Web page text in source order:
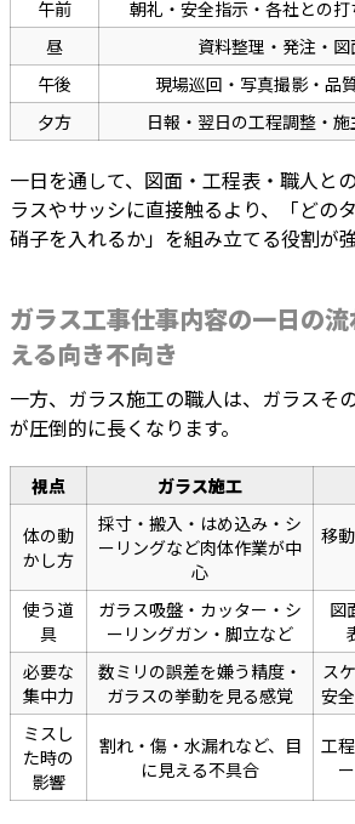
午前
朝礼・安全指示・各社との
昼
資料整理・発注・図
午後
現場巡回・写真撮影・品
夕方
日報・翌日の工程調整・
一日を通して、図面・工程表・職人と
ラスやサッシに直接触るより、「どの
硝子を入れるか」を組み立てる役割が
ガラス工事仕事内容の一日の
える向き不向き
一方、ガラス施工の職人は、ガラスそ
が圧倒的に長くなります。
視点 ガラス施工
体の動
かし方
採寸・搬入・はめ込み・シ
ーリングなど肉体作業が中
心
移
使う道
具
ガラス吸盤・カッター・シ
ーリングガン・脚立など
図
必要な
集中力
数ミリの誤差を嫌う精度・
ガラスの挙動を見る感覚
ス
安
ミスし
た時の
影響
割れ・傷・水漏れなど、目
に見える不具合
工